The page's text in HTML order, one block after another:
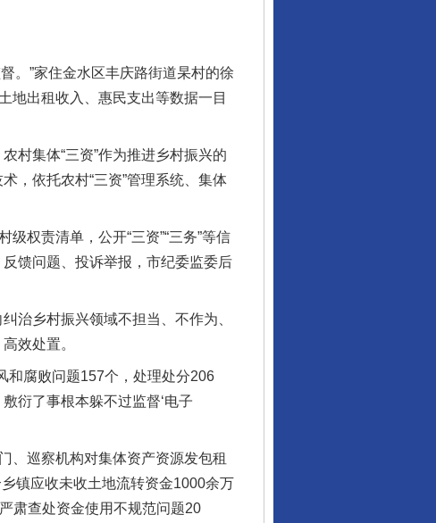
。”家住金水区丰庆路街道杲村的徐
地出租收入、惠民支出等数据一目
集体“三资”作为推进乡村振兴的
，依托农村“三资”管理系统、集体
权责清单，公开“三资”“三务”等信
馈问题、投诉举报，市纪委监委后
乡村振兴领域不担当、不作为、
效处置。
腐败问题157个，处理处分206
衍了事根本躲不过监督‘电子
巡察机构对集体资产资源发包租
镇应收未收土地流转资金1000余万
肃查处资金使用不规范问题20